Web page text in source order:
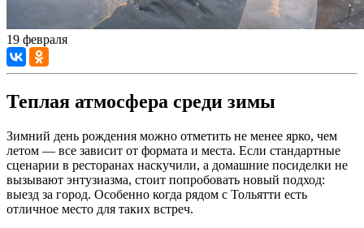
19 февраля
Теплая атмосфера среди зимы
Зимний день рождения можно отметить не менее ярко, чем
летом — все зависит от формата и места. Если стандартные
сценарии в ресторанах наскучили, а домашние посиделки не
вызывают энтузиазма, стоит попробовать новый подход:
выезд за город. Особенно когда рядом с Тольятти есть
отличное место для таких встреч.